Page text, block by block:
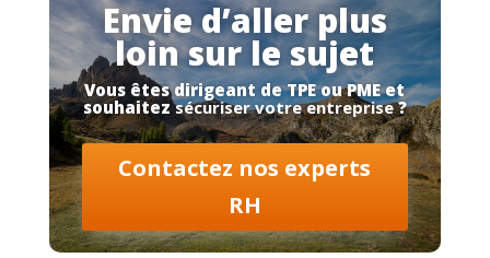
Envie d’aller plus
loin sur le sujet
Vous êtes dirigeant de TPE ou PME et
souhaitezsécuriser votre entreprise?
Contactez nos experts
RH